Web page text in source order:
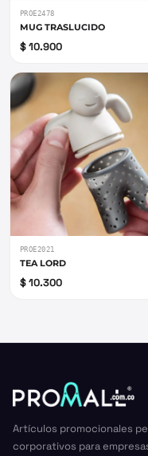
PROE2478
MUG TRASLUCIDO
$ 10.900
PROE2021
TEA LORD
$ 10.300
Artículos promocionales
corporativos para